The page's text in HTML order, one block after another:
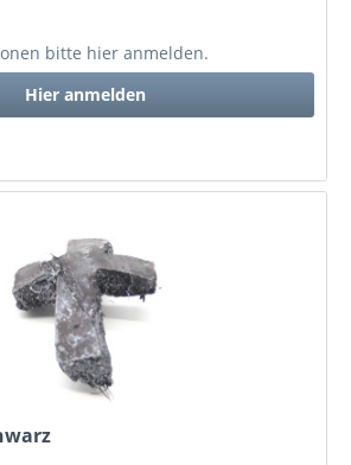
bitte hier anmelden.
Hier anmelden